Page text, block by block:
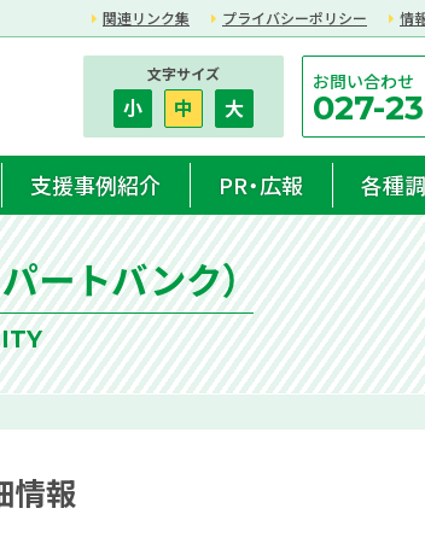
関連リンク集 プライバシーポリシー 情
文字サイズ
小 中 大
お問い合わせ
027-
支援事例紹介 PR・広報 各種
ートバンク）
情報